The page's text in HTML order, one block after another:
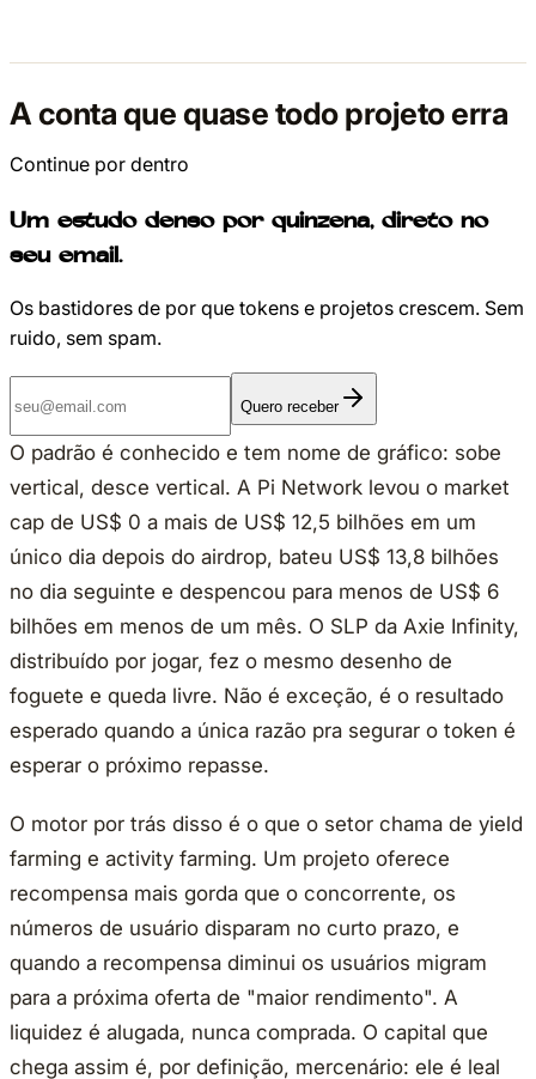
A conta que quase todo projeto erra
Continue por dentro
Um estudo denso por quinzena, direto no
seu email.
Os bastidores de por que tokens e projetos crescem. Sem
ruido, sem spam.
Quero receber
O padrão é conhecido e tem nome de gráfico: sobe
vertical, desce vertical. A Pi Network levou o market
cap de US$ 0 a mais de US$ 12,5 bilhões em um
único dia depois do airdrop, bateu US$ 13,8 bilhões
no dia seguinte e despencou para menos de US$ 6
bilhões em menos de um mês. O SLP da Axie Infinity,
distribuído por jogar, fez o mesmo desenho de
foguete e queda livre. Não é exceção, é o resultado
esperado quando a única razão pra segurar o token é
esperar o próximo repasse.
O motor por trás disso é o que o setor chama de yield
farming e activity farming. Um projeto oferece
recompensa mais gorda que o concorrente, os
números de usuário disparam no curto prazo, e
quando a recompensa diminui os usuários migram
para a próxima oferta de "maior rendimento". A
liquidez é alugada, nunca comprada. O capital que
chega assim é, por definição, mercenário: ele é leal